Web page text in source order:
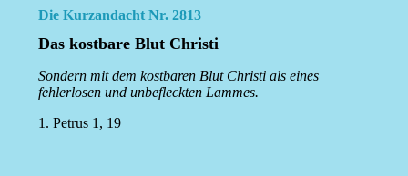
Die Kurzandacht Nr. 2813
Das kostbare Blut Christi
Sondern mit dem kostbaren Blut Christi als eines
fehlerlosen und unbefleckten Lammes.
1. Petrus 1, 19